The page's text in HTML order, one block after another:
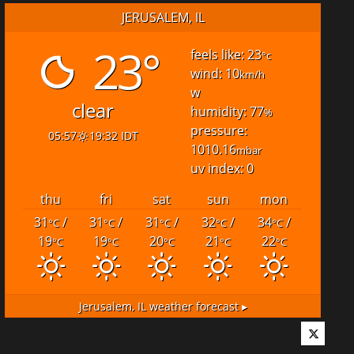
JERUSALEM, IL
23°
clear
05:57 19:32 IDT
feels like: 23°c
wind: 10km/h
w
humidity: 77%
pressure:
1010.16mbar
uv index: 0
thu
fri sat sun
mon
31°C/
19°C
31°C/
19°C
31°C/
20°C
32°C/
21°C
34°C/
22°C
Jerusalem, IL weather forecast ▸
Twitter